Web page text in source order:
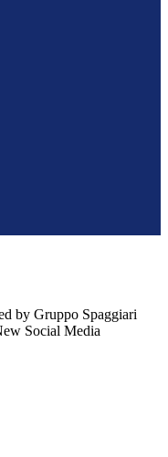
by Gruppo Spaggiari
Social Media